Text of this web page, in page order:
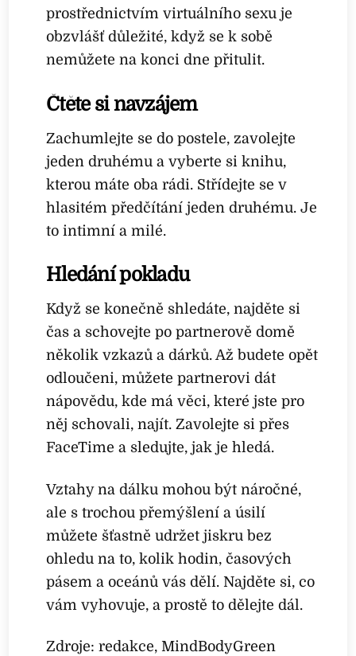
prostřednictvím virtuálního sexu je
obzvlášť důležité, když se k sobě
nemůžete na konci dne přitulit.
Čtěte si navzájem
Zachumlejte se do postele, zavolejte
jeden druhému a vyberte si knihu,
kterou máte oba rádi. Střídejte se v
hlasitém předčítání jeden druhému. Je
to intimní a milé.
Hledání pokladu
Když se konečně shledáte, najděte si
čas a schovejte po partnerově domě
několik vzkazů a dárků. Až budete opět
odloučeni, můžete partnerovi dát
nápovědu, kde má věci, které jste pro
něj schovali, najít. Zavolejte si přes
FaceTime a sledujte, jak je hledá.
Vztahy na dálku mohou být náročné,
ale s trochou přemýšlení a úsilí
můžete šťastně udržet jiskru bez
ohledu na to, kolik hodin, časových
pásem a oceánů vás dělí. Najděte si, co
vám vyhovuje, a prostě to dělejte dál.
Zdroje: redakce, MindBodyGreen